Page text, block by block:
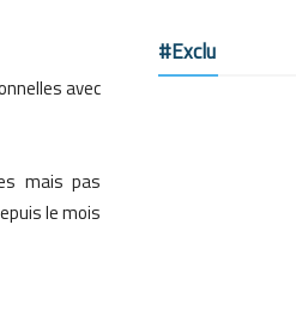
avec
mais pas
le mois
#Exclu